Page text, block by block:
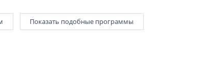
Показать подобные программы